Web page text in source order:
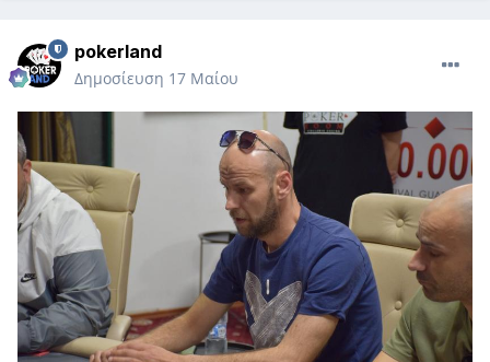
pokerland
Δημοσίευση 17 Μαίου